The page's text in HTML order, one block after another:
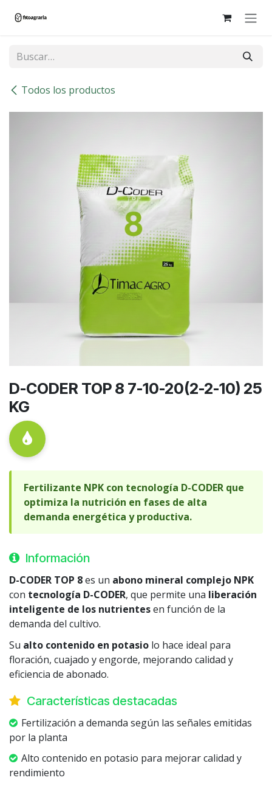
Todos los productos
D-CODER TOP 8 7-10-20(2-2-10) 25
KG
Fertilizante NPK con tecnología D-CODER que
optimiza la nutrición en fases de alta
demanda energética y productiva.
Información
D-CODER TOP 8es un abono mineral complejo NPK
con tecnología D-CODER, que permite una liberación
inteligente de los nutrientesen función de la
demanda del cultivo.
Su alto contenido en potasio lo hace ideal para
floración, cuajado y engorde, mejorando calidad y
eficiencia de abonado.
Características destacadas
Fertilización a demanda según las señales emitidas
por la planta
Alto contenido en potasio para mejorar calidad y
rendimiento